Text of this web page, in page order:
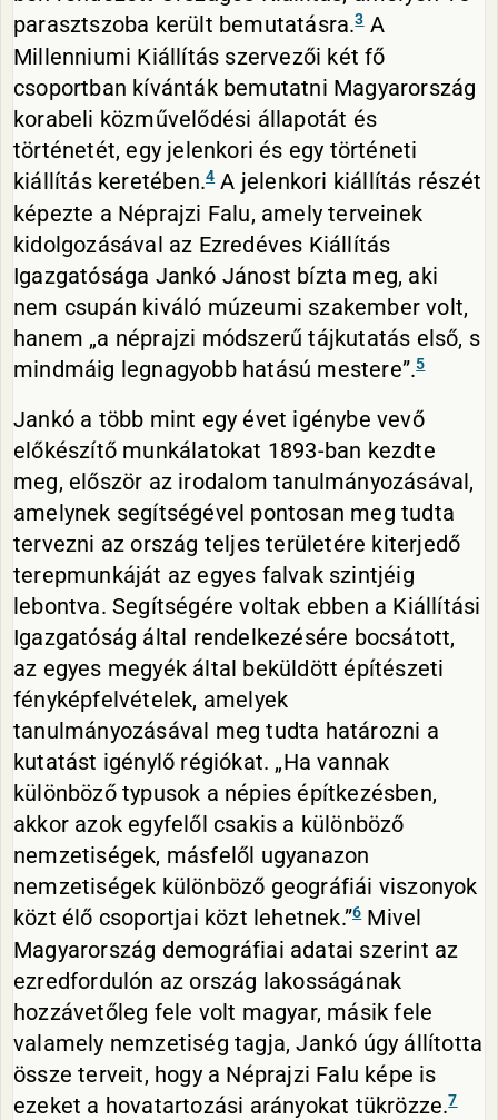
parasztszoba került bemutatásra.3A
Millenniumi Kiállítás szervezői két fő
csoportban kívánták bemutatni Magyarország
korabeli közművelődési állapotát és
történetét, egy jelenkori és egy történeti
kiállítás keretében.4A jelenkori kiállítás részét
képezte a Néprajzi Falu, amely terveinek
kidolgozásával az Ezredéves Kiállítás
Igazgatósága Jankó Jánost bízta meg, aki
nem csupán kiváló múzeumi szakember volt,
hanem „a néprajzi módszerű tájkutatás első, s
mindmáig legnagyobb hatású mestere”.5
Jankó a több mint egy évet igénybe vevő
előkészítő munkálatokat 1893-ban kezdte
meg, először az irodalom tanulmányozásával,
amelynek segítségével pontosan meg tudta
tervezni az ország teljes területére kiterjedő
terepmunkáját az egyes falvak szintjéig
lebontva. Segítségére voltak ebben a Kiállítási
Igazgatóság által rendelkezésére bocsátott,
az egyes megyék által beküldött építészeti
fényképfelvételek, amelyek
tanulmányozásával meg tudta határozni a
kutatást igénylő régiókat. „Ha vannak
különböző typusok a népies építkezésben,
akkor azok egyfelől csakis a különböző
nemzetiségek, másfelől ugyanazon
nemzetiségek különböző geográfiái viszonyok
közt élő csoportjai közt lehetnek.”6Mivel
Magyarország demográfiai adatai szerint az
ezredfordulón az ország lakosságának
hozzávetőleg fele volt magyar, másik fele
valamely nemzetiség tagja, Jankó úgy állította
össze terveit, hogy a Néprajzi Falu képe is
ezeket a hovatartozási arányokat tükrözze.7